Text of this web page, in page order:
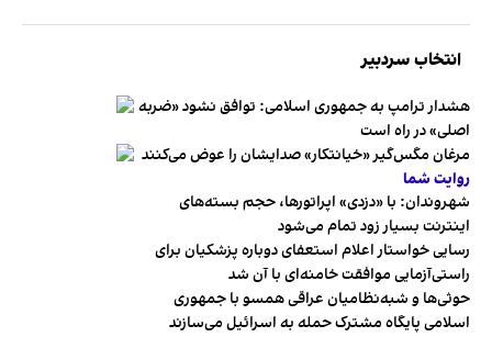
انتخاب سردبیر
هشدار ترامپ به جمهوری اسلامی: توافق نشود «ضربه
اصلی» در راه است
مرغان مگس‌گیر «خیانتکار» صدایشان را عوض می‌کنند
روایت شما
شهروندان:‌ با «دزدی» اپراتورها، حجم بسته‌های
اینترنت بسیار زود تمام می‌شود
رسایی خواستار اعلام استعفای دوباره پزشکیان برای
راستی‌آزمایی موافقت خامنه‌ای با آن شد
حوثی‌ها و شبه‌نظامیان عراقی همسو با جمهوری
اسلامی پایگاه مشترک حمله به اسرائیل می‌سازند